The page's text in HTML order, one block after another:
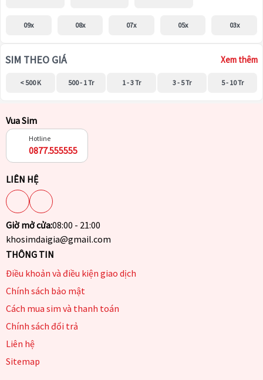
09x 08x 07x 05x 03x
SIM THEO GIÁ Xem thêm
< 500 K 500 - 1 Tr 1 - 3 Tr 3 - 5 Tr 5 - 10 Tr
Vua Sim
Hotline
0877.555555
LIÊN HỆ
Giờ mở cửa:08:00 - 21:00
khosimdaigia@gmail.com
THÔNG TIN
Điều khoản và điều kiện giao dịch
Chính sách bảo mật
Cách mua sim và thanh toán
Chính sách đổi trả
Liên hệ
Sitemap